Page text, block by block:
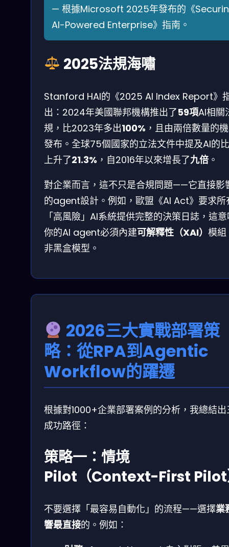
— 根據Microsoft 2025年發布的《
AI-Powered Enterprise》指南。
2025法規海嘯
Stanford HAI的《2025 AI Index Report》
出：2024年美國聯邦機構推出了59項AI相關
規，比2023年多出100% ，且由兩倍數量的
發布。全球75個國家的立法文件中提及AI的
上升了21.3% ，自2016年以來增長了九倍 。
對企業而言，這不只是合規問題——它直接影
的agent設計。例如，歐盟《AI Act》要求所
「高風險」AI系統提供完整的決策日誌，這
你的AI agent必須內建可解釋性（XAI） 模組
非黑盒模型。
2026三大實戰部署策
略：從RPA到Agentic
Workflow的躍遷
根據對1000+企業部署案例的分析，我總結出
成功路徑：
策略一：情境
Pilot（Context-First Pilot
不要選擇「最容易自動化」的流程——選擇業
響最直接的。例如：